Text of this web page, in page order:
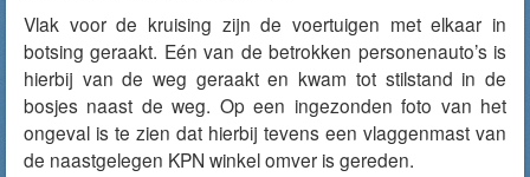
Vlak voor de kruising zijn de voertuigen met elkaar in
botsing geraakt. Eén van de betrokken personenauto’s is
hierbij van de weg geraakt en kwam tot stilstand in de
bosjes naast de weg. Op een ingezonden foto van het
ongeval is te zien dat hierbij tevens een vlaggenmast van
de naastgelegen KPN winkel omver is gereden.